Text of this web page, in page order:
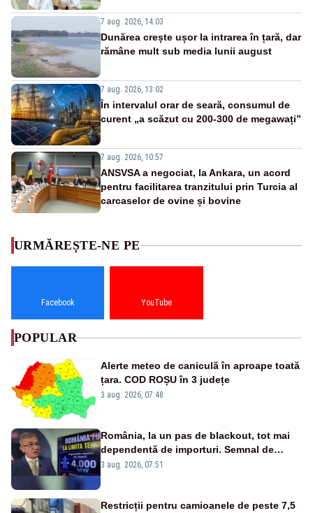
7 aug. 2026, 14:03
Dunărea crește ușor la intrarea în țară, dar
rămâne mult sub media lunii august
7 aug. 2026, 13:02
În intervalul orar de seară, consumul de
curent „a scăzut cu 200-300 de megawați”
7 aug. 2026, 10:57
ANSVSA a negociat, la Ankara, un acord
pentru facilitarea tranzitului prin Turcia al
carcaselor de ovine și bovine
URMĂREȘTE-NE PE
Facebook YouTube
POPULAR
Alerte meteo de caniculă în aproape toată
țara. COD ROȘU în 3 județe
3 aug. 2026, 07:48
România, la un pas de blackout, tot mai
dependentă de importuri. Semnal de
alarmă tras de un expert în energie
3 aug. 2026, 07:51
Restricții pentru camioanele de peste 7,5